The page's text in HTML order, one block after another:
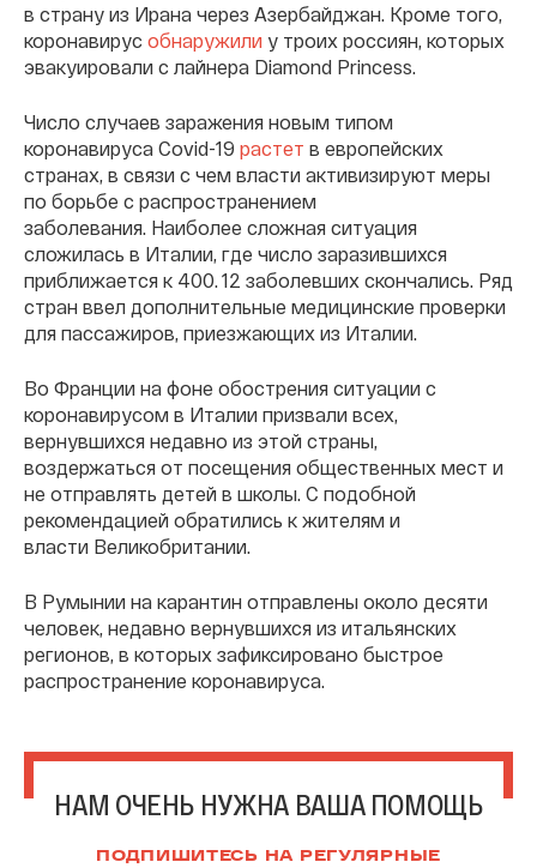
в страну из Ирана через Азербайджан. Кроме того,
коронавирус обнаружили у троих россиян, которых
эвакуировали с лайнера Diamond Princess.
Число случаев заражения новым типом
коронавируса Covid-19 растет в европейских
странах, в связи с чем власти активизируют меры
по борьбе с распространением
заболевания. Наиболее сложная ситуация
сложилась в Италии, где число заразившихся
приближается к 400. 12 заболевших скончались. Ряд
стран ввел дополнительные медицинские проверки
для пассажиров, приезжающих из Италии.
Во Франции на фоне обострения ситуации с
коронавирусом в Италии призвали всех,
вернувшихся недавно из этой страны,
воздержаться от посещения общественных мест и
не отправлять детей в школы. С подобной
рекомендацией обратились к жителям и
власти Великобритании.
В Румынии на карантин отправлены около десяти
человек, недавно вернувшихся из итальянских
регионов, в которых зафиксировано быстрое
распространение коронавируса.
НАМ ОЧЕНЬ НУЖНА ВАША ПОМОЩЬ
ПОДПИШИТЕСЬ НА РЕГУЛЯРНЫЕ